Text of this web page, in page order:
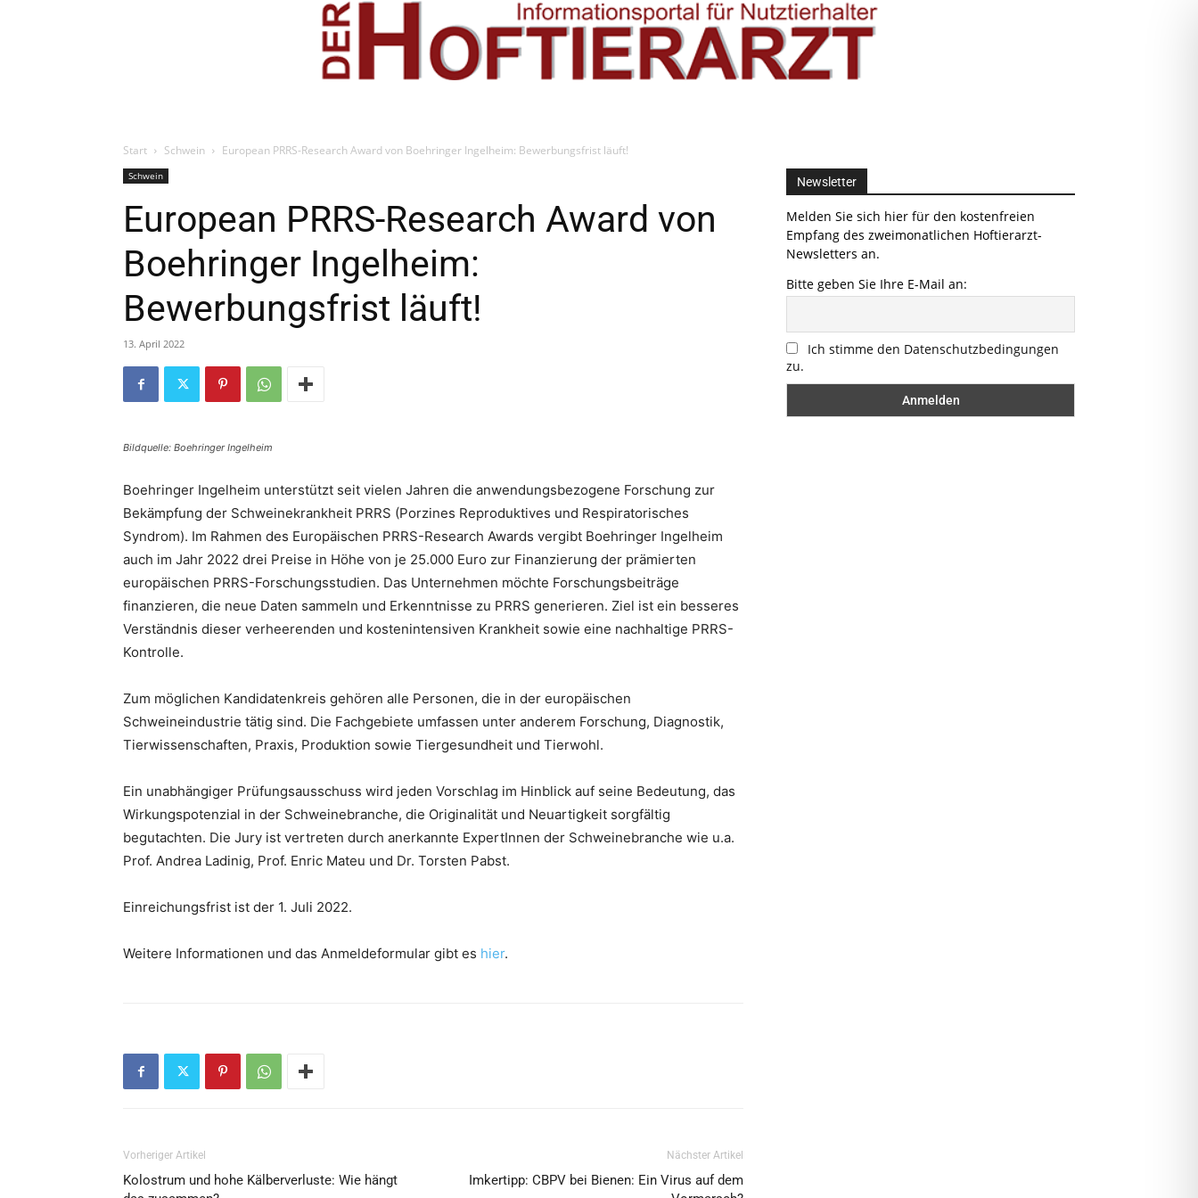
Start Schwein European PRRS-Research Award von Boehringer Ingelheim: Bewerbungsfrist läuft!
Schwein
European PRRS-Research Award von
Boehringer Ingelheim:
Bewerbungsfrist läuft!
13. April 2022
Bildquelle: Boehringer Ingelheim
Boehringer Ingelheim unterstützt seit vielen Jahren die anwendungsbezogene Forschung zur
Bekämpfung der Schweinekrankheit PRRS (Porzines Reproduktives und Respiratorisches
Syndrom). Im Rahmen des Europäischen PRRS-Research Awards vergibt Boehringer Ingelheim
auch im Jahr 2022 drei Preise in Höhe von je 25.000 Euro zur Finanzierung der prämierten
europäischen PRRS-Forschungsstudien. Das Unternehmen möchte Forschungsbeiträge
finanzieren, die neue Daten sammeln und Erkenntnisse zu PRRS generieren. Ziel ist ein besseres
Verständnis dieser verheerenden und kostenintensiven Krankheit sowie eine nachhaltige PRRS-
Kontrolle.
Zum möglichen Kandidatenkreis gehören alle Personen, die in der europäischen
Schweineindustrie tätig sind. Die Fachgebiete umfassen unter anderem Forschung, Diagnostik,
Tierwissenschaften, Praxis, Produktion sowie Tiergesundheit und Tierwohl.
Ein unabhängiger Prüfungsausschuss wird jeden Vorschlag im Hinblick auf seine Bedeutung, das
Wirkungspotenzial in der Schweinebranche, die Originalität und Neuartigkeit sorgfältig
begutachten. Die Jury ist vertreten durch anerkannte ExpertInnen der Schweinebranche wie u.a.
Prof. Andrea Ladinig, Prof. Enric Mateu und Dr. Torsten Pabst.
Einreichungsfrist ist der 1. Juli 2022.
Weitere Informationen und das Anmeldeformular gibt es hier.
Vorheriger Artikel
Kolostrum und hohe Kälberverluste: Wie hängt
Nächster Artikel
Imkertipp: CBPV bei Bienen: Ein Virus auf dem
Newsletter
Melden Sie sich hier für den kostenfreien
Empfang des zweimonatlichen Hoftierarzt-
Newsletters an.
Bitte geben Sie Ihre E-Mail an:
Ich stimme den Datenschutzbedingungen
zu.